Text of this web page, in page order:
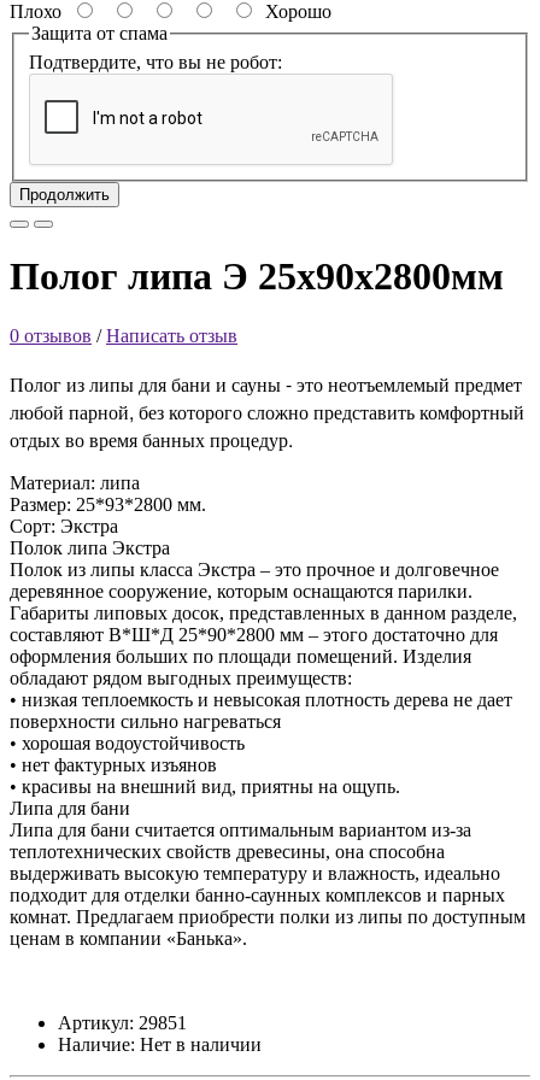
Плохо
Хорошо
Защита от спама
Подтвердите, что вы не робот:
Продолжить
Полог липа Э 25х90х2800мм
0 отзывов /Написать отзыв
Полог из липы для бани и сауны- это неотъемлемый предмет
любой парной, без которого сложно представить комфортный
отдых во время банных процедур.
Материал: липа
Размер: 25*93*2800 мм.
Сорт: Экстра
Полок липа Экстра
Полок из липы класса Экстра – это прочное и долговечное
деревянное сооружение, которым оснащаются парилки.
Габариты липовых досок, представленных в данном разделе,
составляют В*Ш*Д 25*90*2800 мм – этого достаточно для
оформления больших по площади помещений. Изделия
обладают рядом выгодных преимуществ:
• низкая теплоемкость и невысокая плотность дерева не дает
поверхности сильно нагреваться
• хорошая водоустойчивость
• нет фактурных изъянов
• красивы на внешний вид, приятны на ощупь.
Липа для бани
Липа для бани считается оптимальным вариантом из-за
теплотехнических свойств древесины, она способна
выдерживать высокую температуру и влажность, идеально
подходит для отделки банно-саунных комплексов и парных
комнат. Предлагаем приобрести полки из липы по доступным
ценам в компании «Банька».
Артикул: 29851
Наличие: Нет в наличии